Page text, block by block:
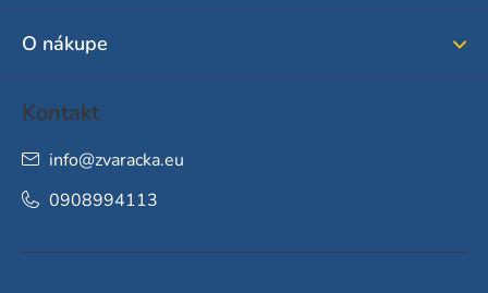
O nákupe
Kontakt
info@zvaracka.eu
0908994113